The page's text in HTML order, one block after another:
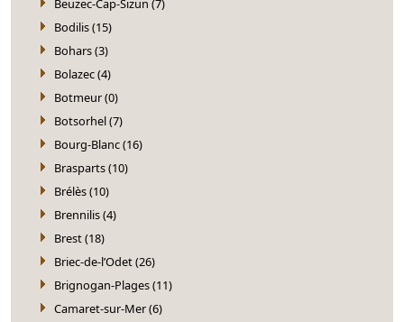
Beuzec-Cap-Sizun (7)
Bodilis (15)
Bohars (3)
Bolazec (4)
Botmeur (0)
Botsorhel (7)
Bourg-Blanc (16)
Brasparts (10)
Brélès (10)
Brennilis (4)
Brest (18)
Briec-de-l’Odet (26)
Brignogan-Plages (11)
Camaret-sur-Mer (6)